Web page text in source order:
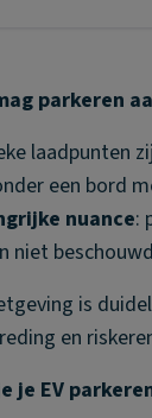
parkeren
laadpunten
een bord
nuance:
niet
is
en
je EV